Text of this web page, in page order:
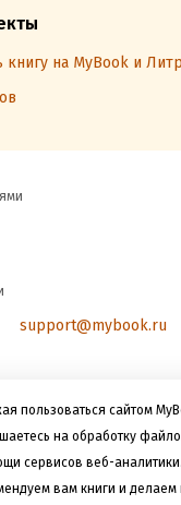
пользоваться сайтом
на обработку
сервисов веб-
вам книги и делаем
книгу на MyBook и
support@mybook.ru